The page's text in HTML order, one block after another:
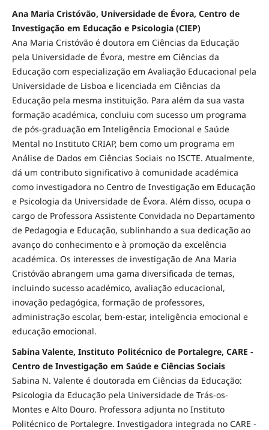
Ana Maria Cristóvão, Universidade de Évora, Centro de
Investigação em Educação e Psicologia (CIEP)
Ana Maria Cristóvão é doutora em Ciências da Educação
pela Universidade de Évora, mestre em Ciências da
Educação com especialização em Avaliação Educacional pela
Universidade de Lisboa e licenciada em Ciências da
Educação pela mesma instituição. Para além da sua vasta
formação académica, concluiu com sucesso um programa
de pós-graduação em Inteligência Emocional e Saúde
Mental no Instituto CRIAP, bem como um programa em
Análise de Dados em Ciências Sociais no ISCTE. Atualmente,
dá um contributo significativo à comunidade académica
como investigadora no Centro de Investigação em Educação
e Psicologia da Universidade de Évora. Além disso, ocupa o
cargo de Professora Assistente Convidada no Departamento
de Pedagogia e Educação, sublinhando a sua dedicação ao
avanço do conhecimento e à promoção da excelência
académica. Os interesses de investigação de Ana Maria
Cristóvão abrangem uma gama diversificada de temas,
incluindo sucesso académico, avaliação educacional,
inovação pedagógica, formação de professores,
administração escolar, bem-estar, inteligência emocional e
educação emocional.
Sabina Valente, Instituto Politécnico de Portalegre, CARE -
Centro de Investigação em Saúde e Ciências Sociais
Sabina N. Valente é doutorada em Ciências da Educação:
Psicologia da Educação pela Universidade de Trás-os-
Montes e Alto Douro. Professora adjunta no Instituto
Politécnico de Portalegre. Investigadora integrada no CARE -